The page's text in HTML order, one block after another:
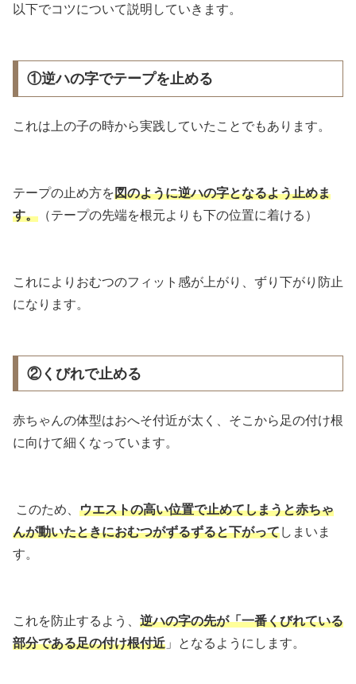
以下でコツについて説明していきます。
①逆ハの字でテープを止める
これは上の子の時から実践していたことでもあります。
テープの止め方を図のように逆ハの字となるよう止めま
す。 （テープの先端を根元よりも下の位置に着ける）
これによりおむつのフィット感が上がり、ずり下がり防止
になります。
②くびれで止める
赤ちゃんの体型はおへそ付近が太く、そこから足の付け根
に向けて細くなっています。
このため、 ウエストの高い位置で止めてしまうと赤ちゃ
んが動いたときにおむつがずるずると下がってしまいま
す。
これを防止するよう、 逆ハの字の先が「一番くびれている
部分である足の付け根付近 」となるようにします。